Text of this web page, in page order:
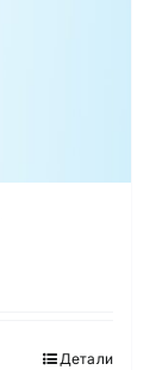
Детали